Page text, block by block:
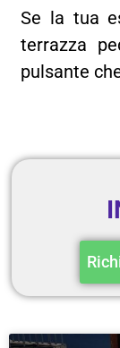
Se la tua
terrazza
pulsante